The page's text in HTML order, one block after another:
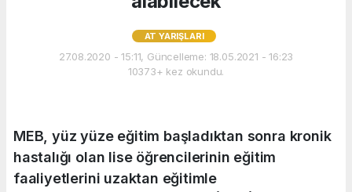
AT YARIŞLARI
27.08.2020 - 15:11, Güncelleme: 18.05.2021 - 16:23
10373+ kez okundu.
MEB, yüz yüze eğitim başladıktan sonra kronik
hastalığı olan lise öğrencilerinin eğitim
faaliyetlerini uzaktan eğitimle